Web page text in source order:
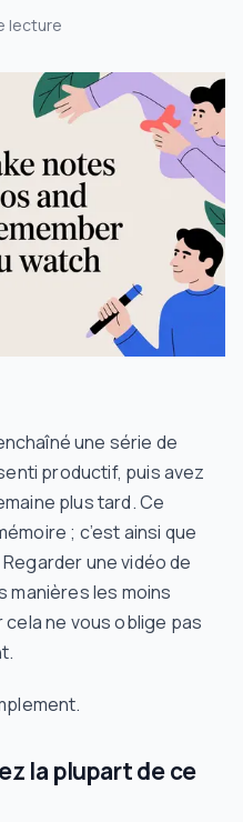
lecture
une série de
productif, puis avez
plus tard. Ce
; c’est ainsi que
une vidéo de
manières les moins
ne vous oblige pas
la plupart de ce